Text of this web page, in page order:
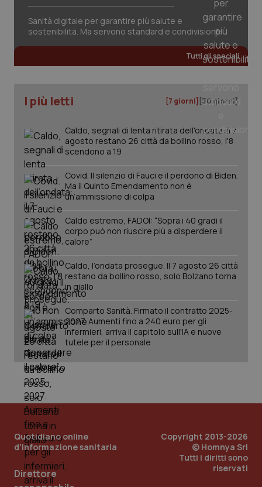
Sanità digitale per garantire più salute e
sostenibilità. Ma servono standard e condivisione
Tutti gli speciali
I più letti [7 giorni] [30 giorni]
Caldo, segnali di lenta ritirata dell'ondata: il 7
agosto restano 26 città da bollino rosso, l'8
scendono a 19
Covid. Il silenzio di Fauci e il perdono di Biden.
Ma il Quinto Emendamento non è
un’ammissione di colpa
Caldo estremo, FADOI: “Sopra i 40 gradi il
corpo può non riuscire più a disperdere il
calore”
Caldo, l’ondata prosegue. Il 7 agosto 26 città
restano da bollino rosso, solo Bolzano torna
in giallo
Comparto Sanità. Firmato il contratto 2025-
2027. Aumenti fino a 240 euro per gli
infermieri, arriva il capitolo sull'IA e nuove
tutele per il personale
Quotidiano online
d'informazione sanitaria
Direttore
Copyright 2013-2026
© Homnya Srl
Tutti i diritti sono
riservati
_ga
Google LLC
.quotidianosanita.it
1
mese
PHPSESSID